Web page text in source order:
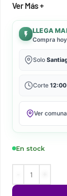
Ver Más +
LLEGA
Compra
Solo
Corte
Ver
En stock